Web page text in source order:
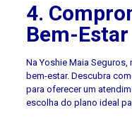
4.
Bem-Estar
Na Yoshie Maia
bem-estar. Descubra
para oferecer um
escolha do plano ideal